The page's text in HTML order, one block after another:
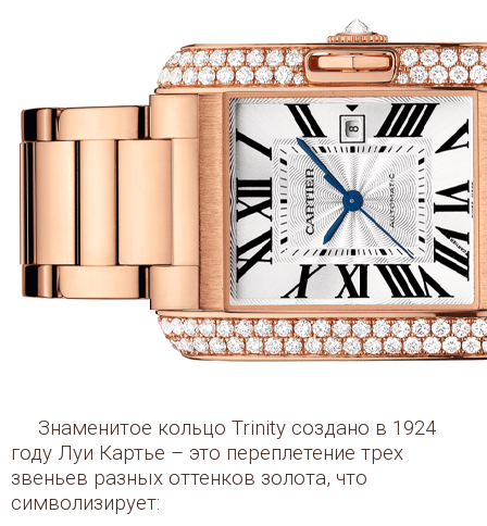
Знаменитое кольцо Trinity создано в 1924
году Луи Картье – это переплетение трех
звеньев разных оттенков золота, что
символизирует: